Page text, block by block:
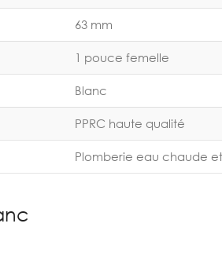
63 mm
1 pouce femelle
Blanc
PPRC haute qualité
Plomberie eau chaude